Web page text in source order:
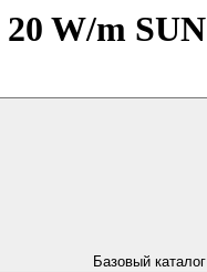
W/m SUN
Базовый каталог